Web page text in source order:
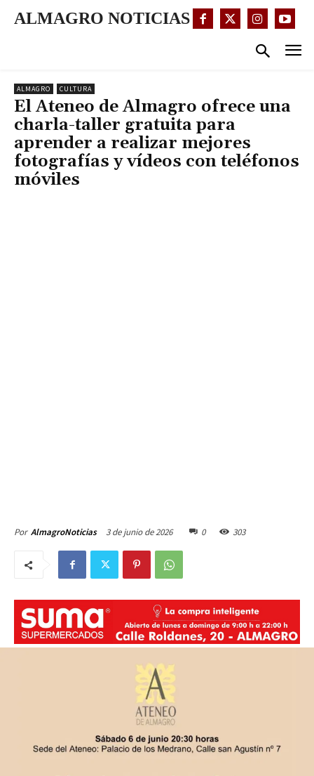
ALMAGRO NOTICIAS
ALMAGRO CULTURA
El Ateneo de Almagro ofrece una
charla-taller gratuita para
aprender a realizar mejores
fotografías y vídeos con teléfonos
móviles
Por AlmagroNoticias 3 de junio de 2026 0 303